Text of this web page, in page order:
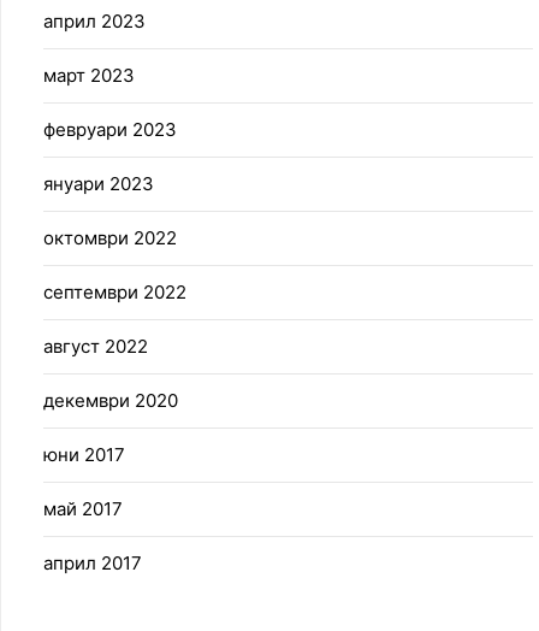
април 2023
март 2023
февруари 2023
януари 2023
октомври 2022
септември 2022
август 2022
декември 2020
юни 2017
май 2017
април 2017